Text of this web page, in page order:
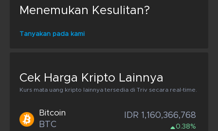
Menemukan Kesulitan?
Tanyakan pada kami
Cek Harga Kripto Lainnya
Kurs mata uang kripto lainnya tersedia di Triv secara real-time.
Bitcoin
BTC
IDR 1,160,366,768
0.38%